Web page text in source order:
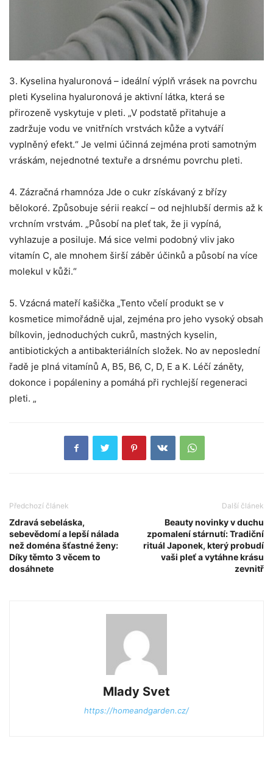
3. Kyselina hyaluronová – ideální výplň vrásek na povrchu
pleti Kyselina hyaluronová je aktivní látka, která se
přirozeně vyskytuje v pleti. „V podstatě přitahuje a
zadržuje vodu ve vnitřních vrstvách kůže a vytváří
vyplněný efekt.“ Je velmi účinná zejména proti samotným
vráskám, nejednotné textuře a drsnému povrchu pleti.
4. Zázračná rhamnóza Jde o cukr získávaný z břízy
bělokoré. Způsobuje sérii reakcí – od nejhlubší dermis až k
vrchním vrstvám. „Působí na pleť tak, že ji vypíná,
vyhlazuje a posiluje. Má sice velmi podobný vliv jako
vitamín C, ale mnohem širší záběr účinků a působí na více
molekul v kůži.“
5. Vzácná mateří kašička „Tento včelí produkt se v
kosmetice mimořádně ujal, zejména pro jeho vysoký obsah
bílkovin, jednoduchých cukrů, mastných kyselin,
antibiotických a antibakteriálních složek. No av neposlední
řadě je plná vitamínů A, B5, B6, C, D, E a K. Léčí záněty,
dokonce i popáleniny a pomáhá při rychlejší regeneraci
pleti. „
Předchozí článek
Zdravá sebeláska,
sebevědomí a lepší nálada
než doména šťastné ženy:
Díky těmto 3 věcem to
dosáhnete
Další článek
Beauty novinky v duchu
zpomalení stárnutí: Tradiční
rituál Japonek, který probudí
vaši pleť a vytáhne krásu
zevnitř
Mlady Svet
https://homeandgarden.cz/